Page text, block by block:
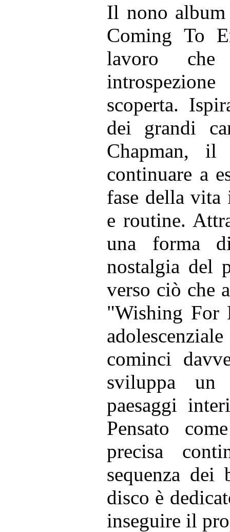
Il nono
Coming To
lavoro
scoperta.
dei grandi
Chapman,
continuare a
fase della vita
e routine.
una forma
nostalgia del
verso ciò che
"Wishing For
cominci
sviluppa un
paesaggi
Pensato
precisa
sequenza dei
disco è
inseguire il